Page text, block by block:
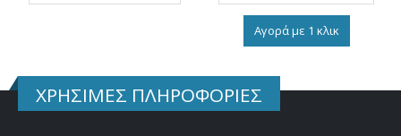
Αγορά με 1 κλικ
ΧΡΗΣΙΜΕΣ ΠΛΗΡΟΦΟΡΙΕΣ